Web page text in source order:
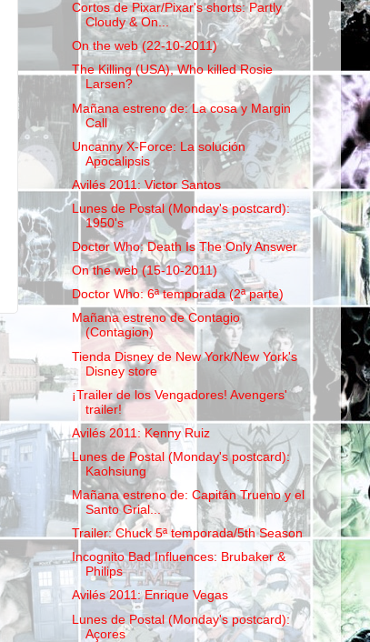
Cortos de Pixar/Pixar's shorts: Partly
Cloudy & On...
On the web (22-10-2011)
The Killing (USA), Who killed Rosie
Larsen?
Mañana estreno de: La cosa y Margin
Call
Uncanny X-Force: La solución
Apocalipsis
Avilés 2011: Victor Santos
Lunes de Postal (Monday's postcard):
1950's
Doctor Who: Death Is The Only Answer
On the web (15-10-2011)
Doctor Who: 6ª temporada (2ª parte)
Mañana estreno de Contagio
(Contagion)
Tienda Disney de New York/New York's
Disney store
¡Trailer de los Vengadores! Avengers'
trailer!
Avilés 2011: Kenny Ruiz
Lunes de Postal (Monday's postcard):
Kaohsiung
Mañana estreno de: Capitán Trueno y el
Santo Grial...
Trailer: Chuck 5ª temporada/5th Season
Incognito Bad Influences: Brubaker &
Philips
Avilés 2011: Enrique Vegas
Lunes de Postal (Monday's postcard):
Açores